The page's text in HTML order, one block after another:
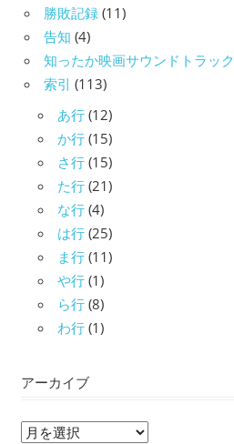
勝敗記録 (11)
告知 (4)
知ったか映画サウンドトラック
索引 (113)
あ行 (12)
か行 (15)
さ行 (15)
た行 (21)
な行 (4)
は行 (25)
ま行 (11)
や行 (1)
ら行 (8)
わ行 (1)
アーカイブ
ア